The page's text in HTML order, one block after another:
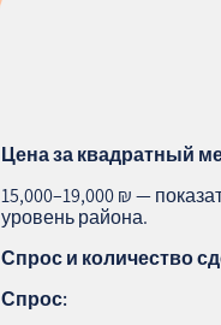
Цена за квадратный
15,000–19,000 ₪ —
уровень района.
Спрос и количество
Спрос: